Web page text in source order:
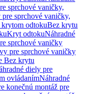
sprchové vaničky,
sprchové vaničky,
odtokuBez krytu
Kryt odtokuNáhradné
sprchové vaničky
pre sprchové vaničky
Bez krytu
diely pre
ovládanímNáhradné
konečnú montáž pre